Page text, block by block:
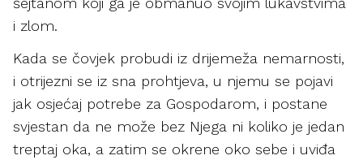
i zlom.
Kada se čovjek probudi iz drijemeža nemarnosti,
i otrijezni se iz sna prohtjeva, u njemu se pojavi
jak osjećaj potrebe za Gospodarom, i postane
svjestan da ne može bez Njega ni koliko je jedan
treptaj oka, a zatim se okrene oko sebe i uviđa